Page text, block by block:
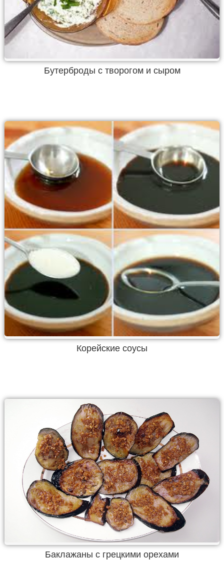
Бутерброды с творогом и сыром
Корейские соусы
Баклажаны с грецкими орехами